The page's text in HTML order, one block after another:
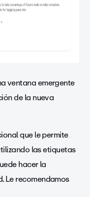
ventana emergente
de la nueva
que le permite
las etiquetas
hacer la
Le recomendamos